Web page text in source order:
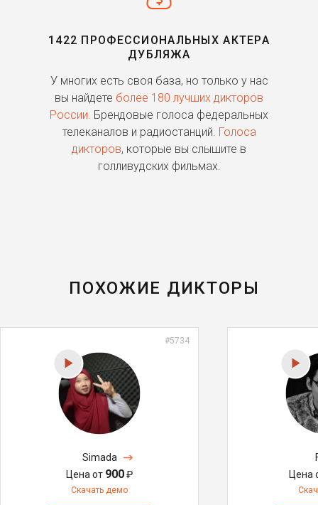
1422 ПРОФЕССИОНАЛЬНЫХ АКТЕРА
ДУБЛЯЖА
У многих есть своя база, но только у нас
вы найдете более 180 лучших дикторов
России. Брендовые голоса федеральных
телеканалов и радиостанций. Голоса
дикторов, которые вы слышите в
голливудских фильмах.
ПОХОЖИЕ ДИКТОРЫ
#5734
Simada
Цена от 900₽
Скачать демо
Цена